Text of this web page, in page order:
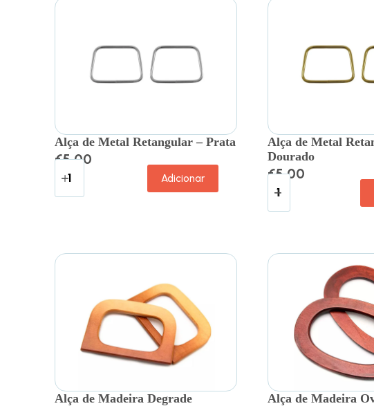
Alça de Metal Retangular – Prata
€5.00
Adicionar
Alça de Metal
Dourado
€5.00
Alça de Madeira Degrade Alça de Madeira